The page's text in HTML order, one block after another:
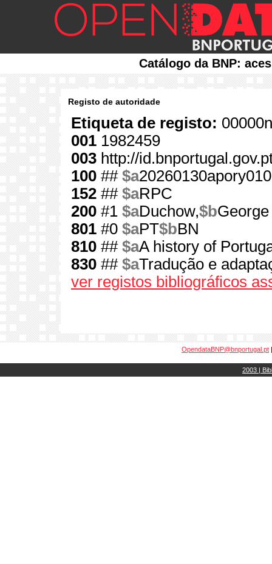
Catálogo da BNP:
Registo de autoridade
Etiqueta de registo:
001 1982459
003 http://
100 ## $a
152 ## $aRPC
200 #1 $aDuchow,$bGeorge
801 #0 $aPT$bBN
810 ## $aA history of
830 ## $aTradução e
ver registos bibliográficos
OpendataBNP@bnportugal.pt
2003 |